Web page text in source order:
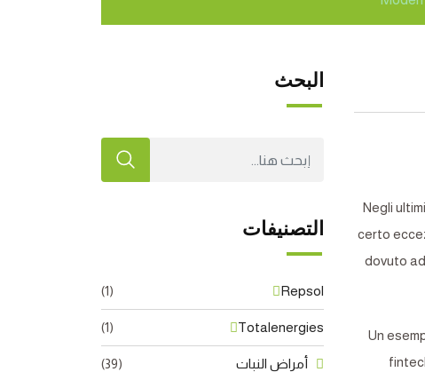
Negli
certo
dovuto
Un
البحث
التصنيفات
Repsol
(1)
Totalenergies
(1)
أمراض النبات (39)